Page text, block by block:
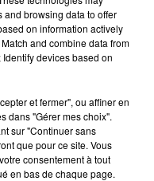
figure
de
féminin
and browsing data to offer
on information actively
and combine data from
devices based on
et fermer", ou affiner en
dans "Gérer mes choix".
sur "Continuer sans
que pour ce site. Vous
consentement à tout
en bas de chaque page.